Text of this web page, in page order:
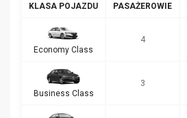
KLASA POJAZDU PASAŻEROWIE
Economy Class
4
Business Class
3